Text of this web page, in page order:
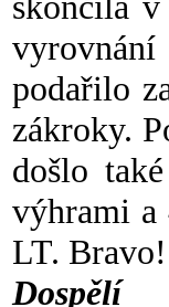
podařilo
zákroky.
došlo
výhrami a
LT. Bravo!
Dospělí